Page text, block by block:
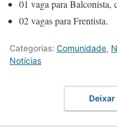
01 vaga para Balconista,
02 vagas para Frentista.
Categorias: Comunidade,
Notícias